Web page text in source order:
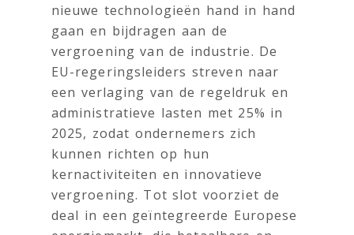
nieuwe technologieën hand in hand
gaan en bijdragen aan de
vergroening van de industrie. De
EU-regeringsleiders streven naar
een verlaging van de regeldruk en
administratieve lasten met 25% in
2025, zodat ondernemers zich
kunnen richten op hun
kernactiviteiten en innovatieve
vergroening. Tot slot voorziet de
deal in een geïntegreerde Europese